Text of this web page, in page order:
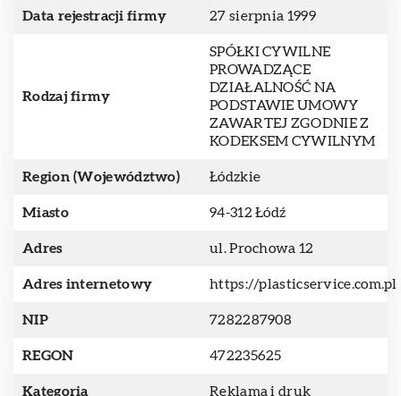
Data rejestracji firmy 27 sierpnia 1999
Rodzaj firmy
SPÓŁKI CYWILNE
PROWADZĄCE
DZIAŁALNOŚĆ NA
PODSTAWIE UMOWY
ZAWARTEJ ZGODNIE Z
KODEKSEM CYWILNYM
Region (Województwo) Łódzkie
Miasto 94-312 Łódź
Adres ul. Prochowa 12
Adres internetowy https://plasticservice.com.pl
NIP 7282287908
REGON 472235625
Kategoria Reklama i druk